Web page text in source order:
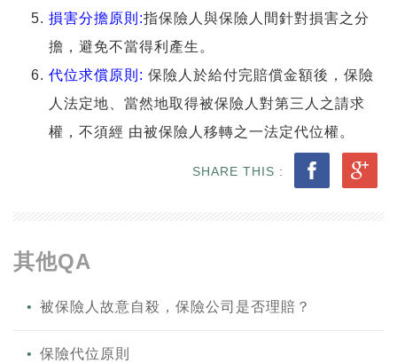
損害分擔原則:指保險人與保險人間針對損害之分
擔，避免不當得利產生。
代位求償原則: 保險人於給付完賠償金額後，保險
人法定地、當然地取得被保險人對第三人之請求
權，不須經 由被保險人移轉之一法定代位權。
SHARE THIS :
其他QA
被保險人故意自殺，保險公司是否理賠？
保險代位原則